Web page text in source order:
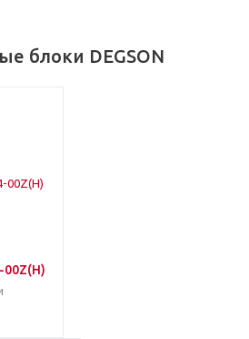
блоки DEGSON
00Z(H)